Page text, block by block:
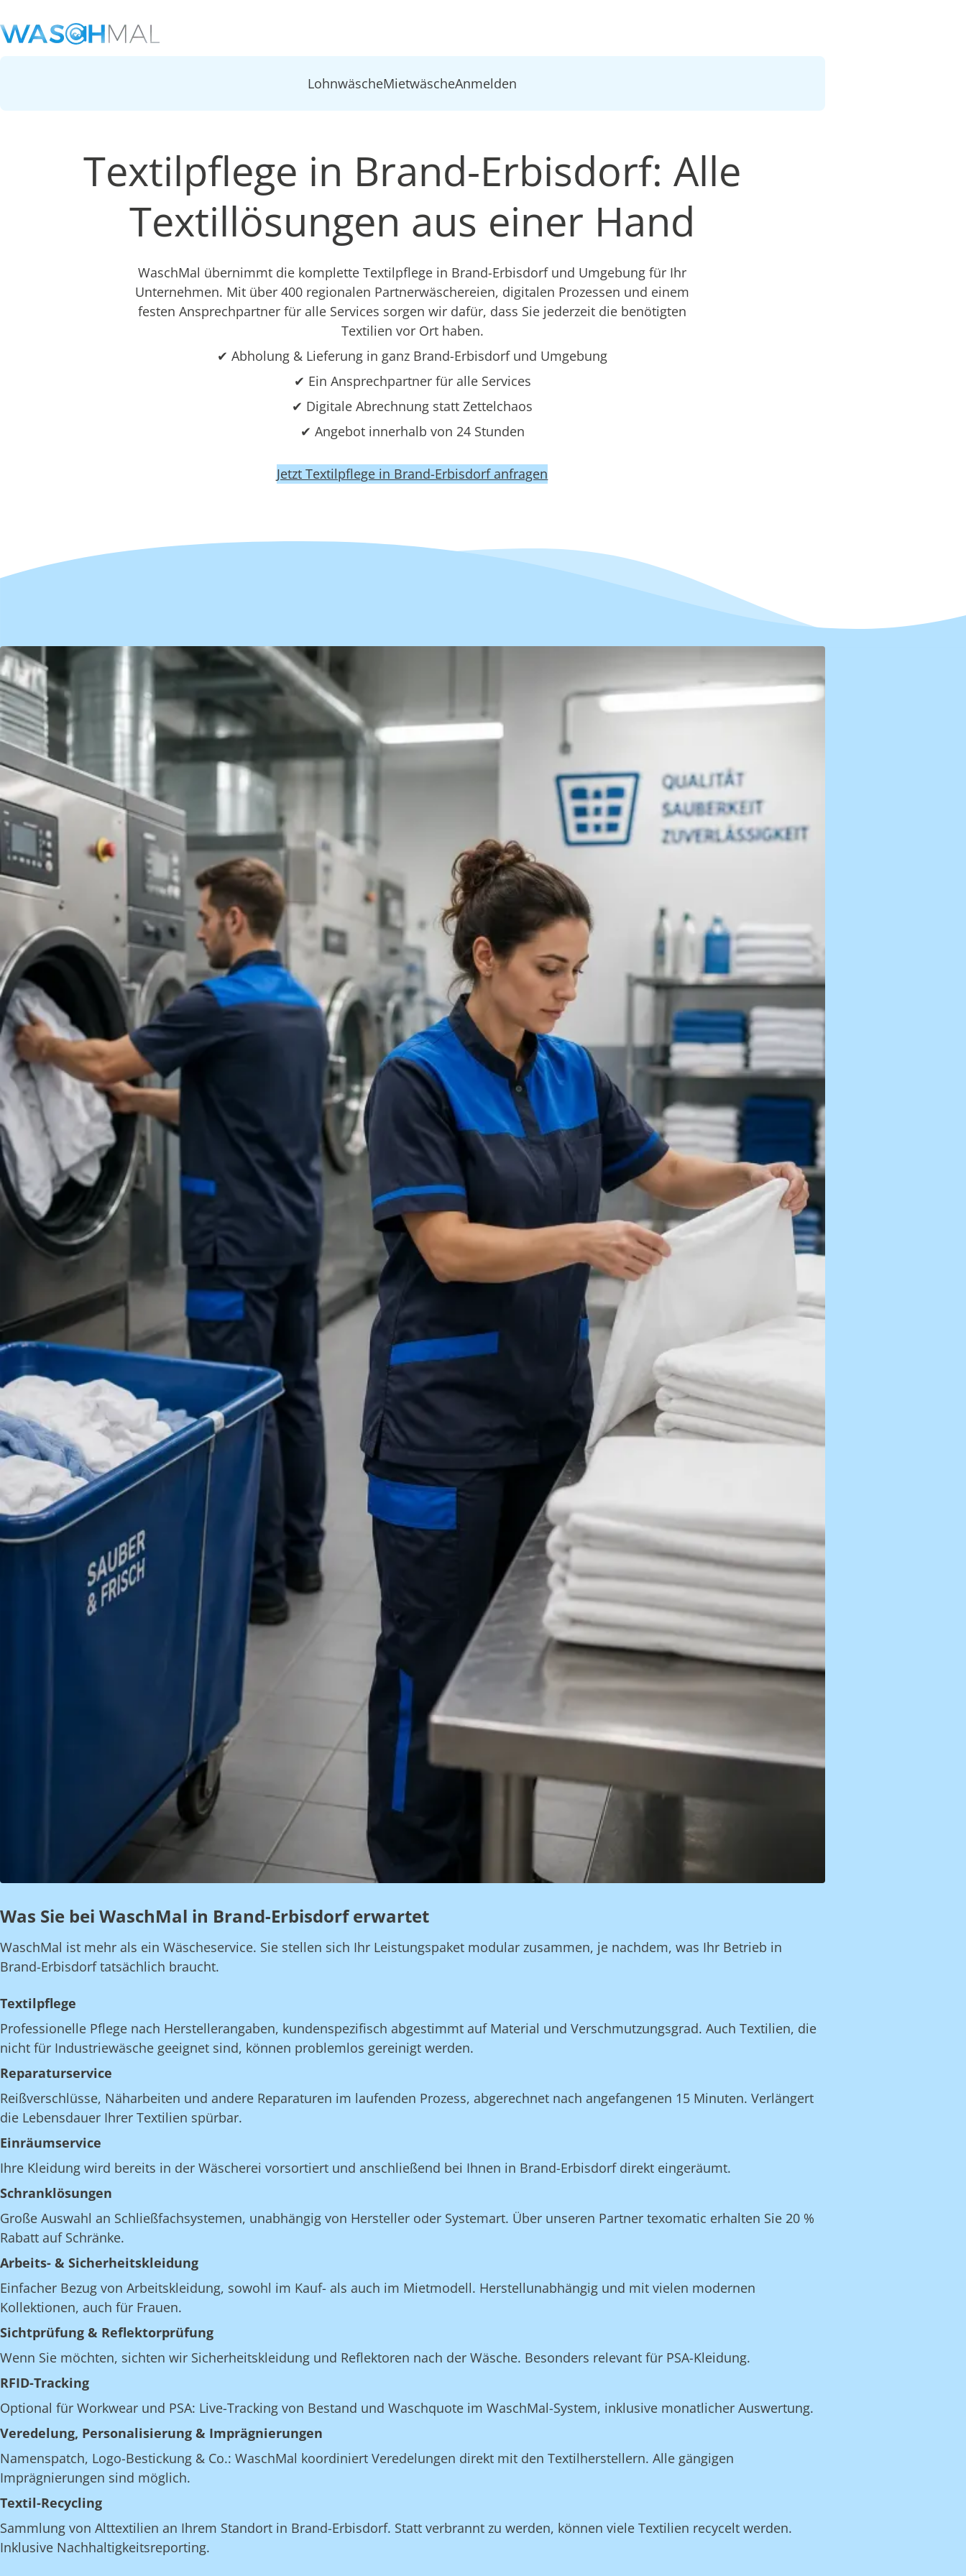
LohnwäscheMietwäscheAnmelden
Textilpflege in Brand-Erbisdorf: Alle
Textillösungen aus einer Hand
WaschMal übernimmt die komplette Textilpflege in Brand-Erbisdorf und Umgebung für Ihr
Unternehmen. Mit über 400 regionalen Partnerwäschereien, digitalen Prozessen und einem
festen Ansprechpartner für alle Services sorgen wir dafür, dass Sie jederzeit die benötigten
Textilien vor Ort haben.
✔ Abholung & Lieferung in ganz Brand-Erbisdorf und Umgebung
✔ Ein Ansprechpartner für alle Services
✔ Digitale Abrechnung statt Zettelchaos
✔ Angebot innerhalb von 24 Stunden
Jetzt Textilpflege in Brand-Erbisdorf anfragen
Was Sie bei WaschMal in Brand-Erbisdorf erwartet
WaschMal ist mehr als ein Wäscheservice. Sie stellen sich Ihr Leistungspaket modular zusammen, je nachdem, was Ihr Betrieb in
Brand-Erbisdorf tatsächlich braucht.
Textilpflege
Professionelle Pflege nach Herstellerangaben, kundenspezifisch abgestimmt auf Material und Verschmutzungsgrad. Auch Textilien, die
nicht für Industriewäsche geeignet sind, können problemlos gereinigt werden.
Reparaturservice
Reißverschlüsse, Näharbeiten und andere Reparaturen im laufenden Prozess, abgerechnet nach angefangenen 15 Minuten. Verlängert
die Lebensdauer Ihrer Textilien spürbar.
Einräumservice
Ihre Kleidung wird bereits in der Wäscherei vorsortiert und anschließend bei Ihnen in Brand-Erbisdorf direkt eingeräumt.
Schranklösungen
Große Auswahl an Schließfachsystemen, unabhängig von Hersteller oder Systemart. Über unseren Partner texomatic erhalten Sie 20 %
Rabatt auf Schränke.
Arbeits- & Sicherheitskleidung
Einfacher Bezug von Arbeitskleidung, sowohl im Kauf- als auch im Mietmodell. Herstellunabhängig und mit vielen modernen
Kollektionen, auch für Frauen.
Sichtprüfung & Reflektorprüfung
Wenn Sie möchten, sichten wir Sicherheitskleidung und Reflektoren nach der Wäsche. Besonders relevant für PSA-Kleidung.
RFID-Tracking
Optional für Workwear und PSA: Live-Tracking von Bestand und Waschquote im WaschMal-System, inklusive monatlicher Auswertung.
Veredelung, Personalisierung & Imprägnierungen
Namenspatch, Logo-Bestickung & Co.: WaschMal koordiniert Veredelungen direkt mit den Textilherstellern. Alle gängigen
Imprägnierungen sind möglich.
Textil-Recycling
Sammlung von Alttextilien an Ihrem Standort in Brand-Erbisdorf. Statt verbrannt zu werden, können viele Textilien recycelt werden.
Inklusive Nachhaltigkeitsreporting.